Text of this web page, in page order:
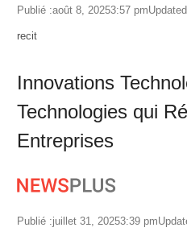
Publié :août 8, 20253:57 pm
Author
recit
Innovations
Technologies qui
Entreprises
Publié :juillet 31, 20253:39 pm